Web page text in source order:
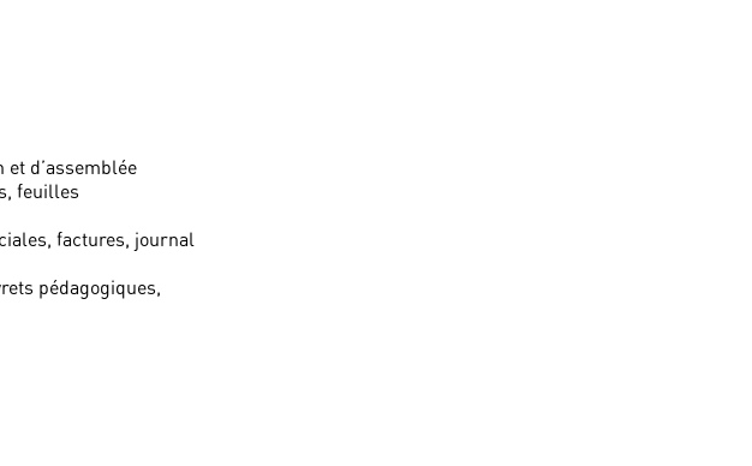
d’assemblée
feuilles
factures, journal
pédagogiques,